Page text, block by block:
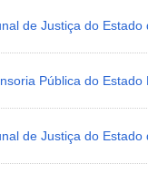
de Justiça do
Pública do
de Justiça do Estado